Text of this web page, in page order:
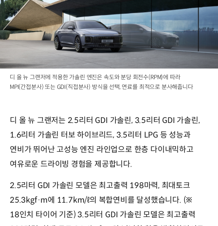
디 올 뉴 그랜저에 적용한 가솔린 엔진은 속도와 분당 회전수(RPM)에 따라
MPI(간접분사) 또는 GDI(직접분사) 방식을 선택, 연료를 최적으로 분사해줍니다
디 올 뉴 그랜저는 2.5리터 GDI 가솔린, 3.5리터 GDI 가솔린,
1.6리터 가솔린 터보 하이브리드, 3.5리터 LPG 등 성능과
연비가 뛰어난 고성능 엔진 라인업으로 한층 다이내믹하고
여유로운 드라이빙 경험을 제공합니다.
2.5리터 GDI 가솔린 모델은 최고출력 198마력, 최대토크
25.3kgf·m에 11.7km/ℓ의 복합연비를 달성했습니다. (※
18인치 타이어 기준) 3.5리터 GDI 가솔린 모델은 최고출력